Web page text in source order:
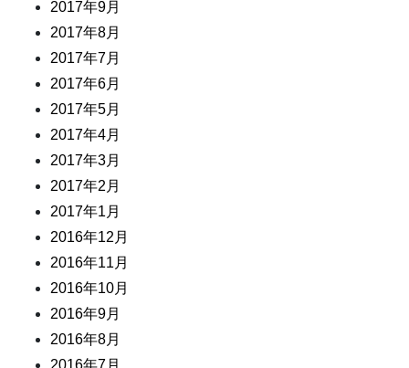
2017年9月
2017年8月
2017年7月
2017年6月
2017年5月
2017年4月
2017年3月
2017年2月
2017年1月
2016年12月
2016年11月
2016年10月
2016年9月
2016年8月